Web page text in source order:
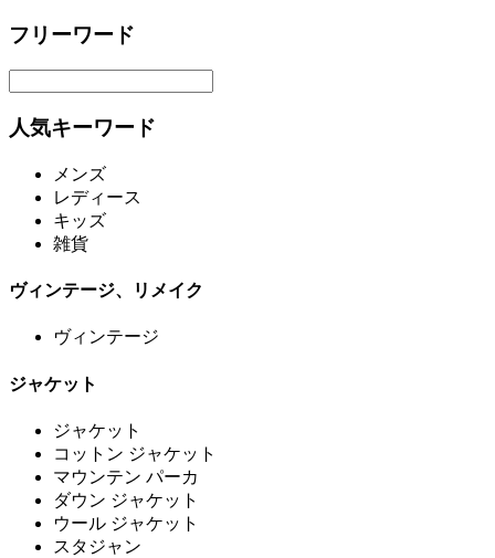
フリーワード
人気キーワード
メンズ
レディース
キッズ
雑貨
ヴィンテージ、リメイク
ヴィンテージ
ジャケット
ジャケット
コットン ジャケット
マウンテン パーカ
ダウン ジャケット
ウール ジャケット
スタジャン